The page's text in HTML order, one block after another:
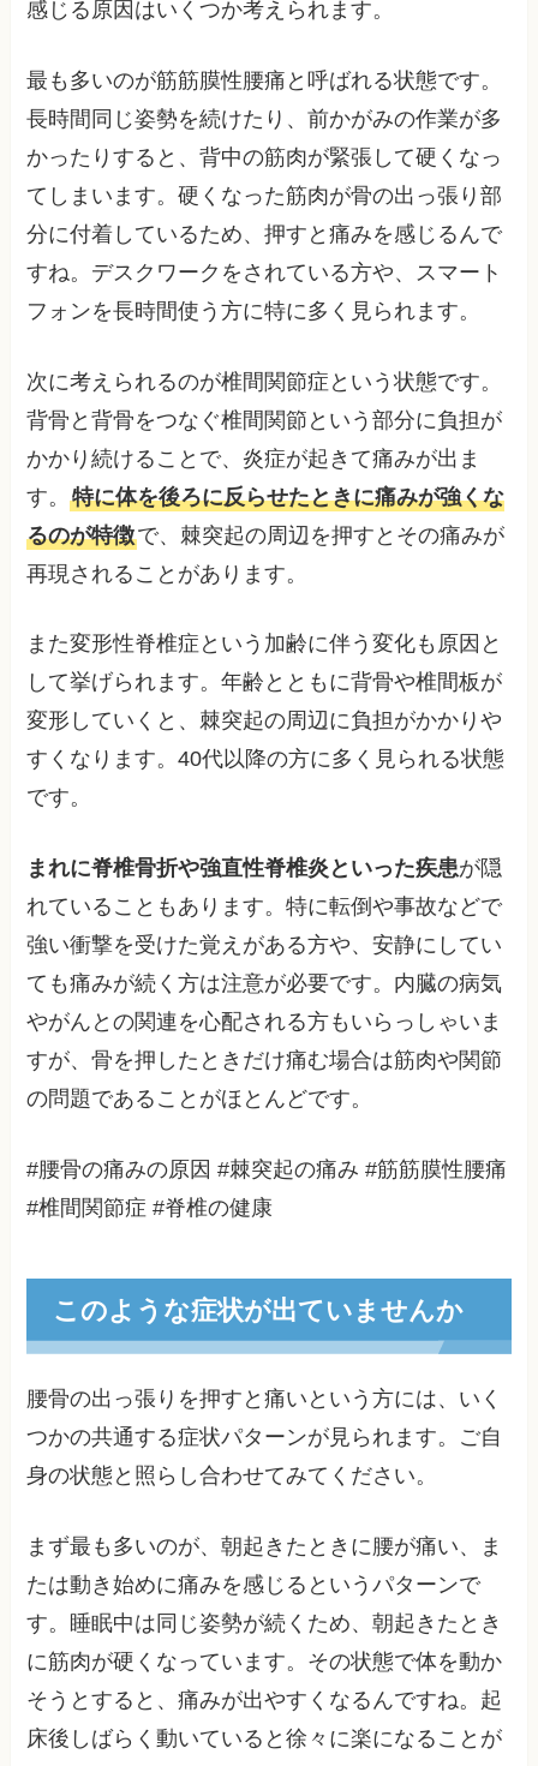
感じる原因はいくつか考えられます。
最も多いのが筋筋膜性腰痛と呼ばれる状態です。
長時間同じ姿勢を続けたり、前かがみの作業が多
かったりすると、背中の筋肉が緊張して硬くなっ
てしまいます。硬くなった筋肉が骨の出っ張り部
分に付着しているため、押すと痛みを感じるんで
すね。デスクワークをされている方や、スマート
フォンを長時間使う方に特に多く見られます。
次に考えられるのが椎間関節症という状態です。
背骨と背骨をつなぐ椎間関節という部分に負担が
かかり続けることで、炎症が起きて痛みが出ま
す。特に体を後ろに反らせたときに痛みが強くな
るのが特徴で、棘突起の周辺を押すとその痛みが
再現されることがあります。
また変形性脊椎症という加齢に伴う変化も原因と
して挙げられます。年齢とともに背骨や椎間板が
変形していくと、棘突起の周辺に負担がかかりや
すくなります。40代以降の方に多く見られる状態
です。
まれに脊椎骨折や強直性脊椎炎といった疾患が隠
れていることもあります。特に転倒や事故などで
強い衝撃を受けた覚えがある方や、安静にしてい
ても痛みが続く方は注意が必要です。内臓の病気
やがんとの関連を心配される方もいらっしゃいま
すが、骨を押したときだけ痛む場合は筋肉や関節
の問題であることがほとんどです。
#腰骨の痛みの原因 #棘突起の痛み #筋筋膜性腰痛
#椎間関節症 #脊椎の健康
このような症状が出ていませんか
腰骨の出っ張りを押すと痛いという方には、いく
つかの共通する症状パターンが見られます。ご自
身の状態と照らし合わせてみてください。
まず最も多いのが、朝起きたときに腰が痛い、ま
たは動き始めに痛みを感じるというパターンで
す。睡眠中は同じ姿勢が続くため、朝起きたとき
に筋肉が硬くなっています。その状態で体を動か
そうとすると、痛みが出やすくなるんですね。起
床後しばらく動いていると徐々に楽になることが